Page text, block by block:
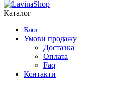
Каталог
Блог
Умови продажу
Доставка
Оплата
Faq
Контакти